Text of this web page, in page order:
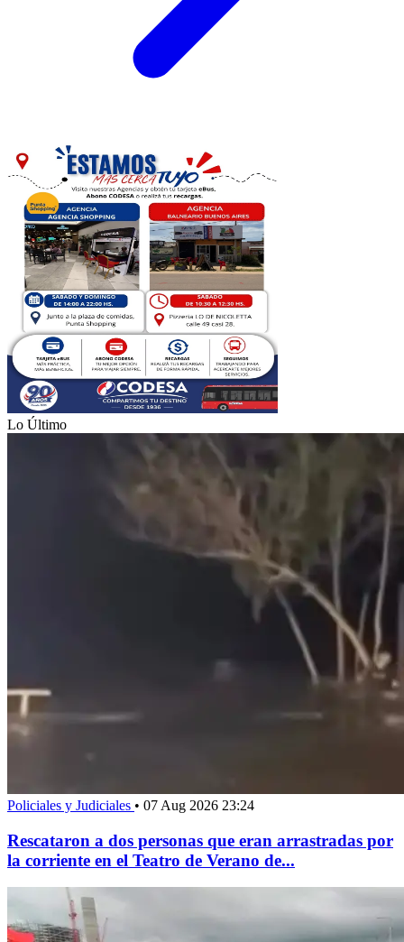
Lo Último
Policiales y Judiciales • 07 Aug 2026 23:24
Rescataron a dos personas que eran arrastradas por
la corriente en el Teatro de Verano de...